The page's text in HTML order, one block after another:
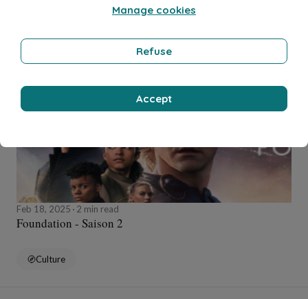
Feb 18, 2025 2 min read
Foundation - Saison 2
Culture
Manage cookies
Refuse
Accept